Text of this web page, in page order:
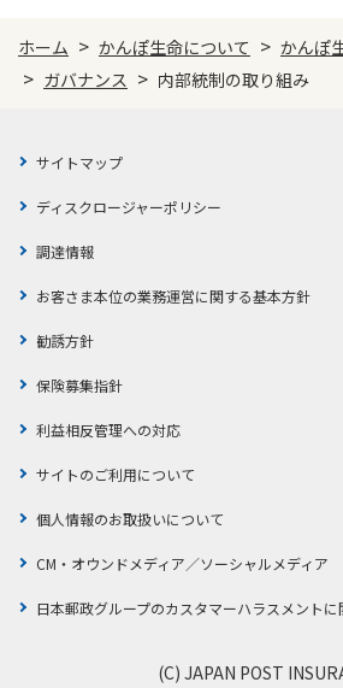
ホーム > かんぽ生命について > かんぽ
> ガバナンス > 内部統制の取り組み
サイトマップ
ディスクロージャーポリシー
調達情報
お客さま本位の業務運営に関する基本方針
勧誘方針
保険募集指針
利益相反管理への対応
サイトのご利用について
個人情報のお取扱いについて
CM・オウンドメディア／ソーシャルメディア
日本郵政グループのカスタマーハラスメント
(C) JAPAN POST